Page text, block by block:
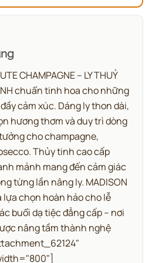
CHAMPAGNE – LY THUỶ
chuẩn tinh hoa cho những
cảm xúc. Dáng ly thon dài,
hương thơm và duy trì dòng
cho champagne,
Thủy tinh cao cấp
mảnh mang đến cảm giác
từng lần nâng ly. MADISON
lựa chọn hoàn hảo cho lễ
buổi dạ tiệc đẳng cấp – nơi
nâng tầm thành nghệ